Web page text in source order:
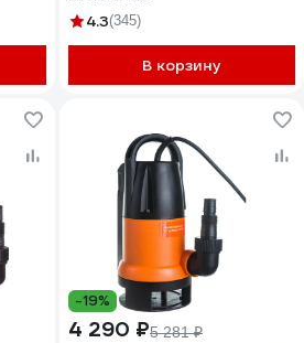
4.3(345)
В корзину
-19%
4 290 ₽5 281 ₽